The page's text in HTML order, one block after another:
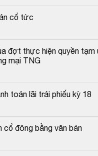
cổ tức
đợt thực hiện quyền
mại TNG
toán lãi trái phiếu kỳ 18
cổ đông bằng văn bản